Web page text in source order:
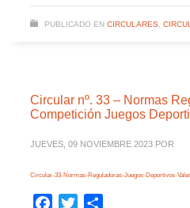
PUBLICADO EN CIRCULARES,
Circular nº. 33 – Normas
Competición Juegos
JUEVES, 09 NOVIEMBRE 2023 POR
Circular-33-Normas-Reguladoras-Juegos-Deportivos-
Facebook
Twitter